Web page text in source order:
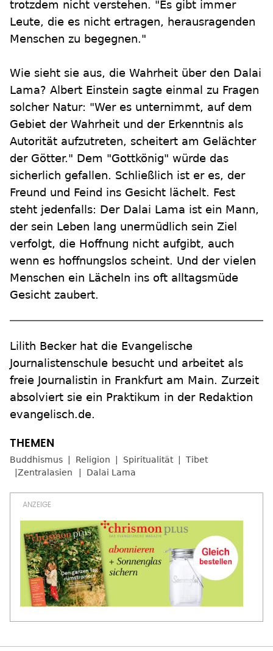
trotzdem nicht verstehen. "Es gibt immer
Leute, die es nicht ertragen, herausragenden
Menschen zu begegnen."
Wie sieht sie aus, die Wahrheit über den Dalai
Lama? Albert Einstein sagte einmal zu Fragen
solcher Natur: "Wer es unternimmt, auf dem
Gebiet der Wahrheit und der Erkenntnis als
Autorität aufzutreten, scheitert am Gelächter
der Götter." Dem "Gottkönig" würde das
sicherlich gefallen. Schließlich ist er es, der
Freund und Feind ins Gesicht lächelt. Fest
steht jedenfalls: Der Dalai Lama ist ein Mann,
der sein Leben lang unermüdlich sein Ziel
verfolgt, die Hoffnung nicht aufgibt, auch
wenn es hoffnungslos scheint. Und der vielen
Menschen ein Lächeln ins oft alltagsmüde
Gesicht zaubert.
Lilith Becker hat die Evangelische
Journalistenschule besucht und arbeitet als
freie Journalistin in Frankfurt am Main. Zurzeit
absolviert sie ein Praktikum in der Redaktion
evangelisch.de.
Buddhismus Religion Spiritualität
Tibet
Zentralasien
Dalai Lama